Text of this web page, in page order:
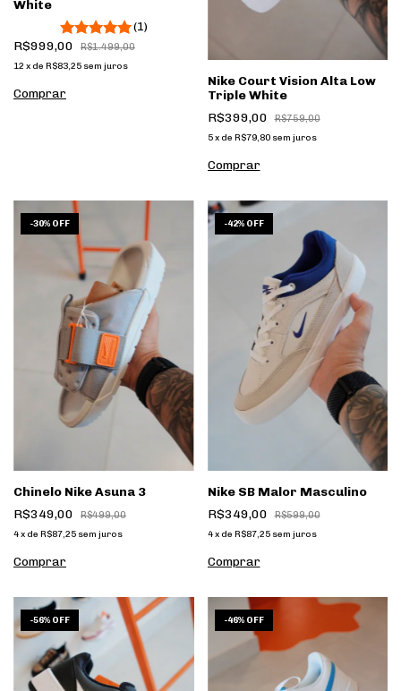
White
(1)
R$999,00 R$1.499,00
12 x de R$83,25 sem juros
Comprar
Nike Court Vision Alta Low
Triple White
R$399,00
R$759,00
5 x de R$79,80 sem juros
Comprar
1/6
-30% OFF
Chinelo Nike Asuna 3
R$349,00
R$499,00
4x de R$87,25 sem juros
Comprar
1/9
-42% OFF
Nike SB Malor Masculino
R$349,00
R$599,00
4 x de R$87,25 sem juros
Comprar
1/
-56% OFF
1/7
-46% OFF